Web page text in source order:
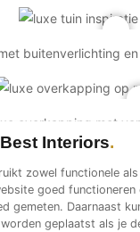
Interiors
zowel functionele
goed functioneren
gemeten. Daarnaast
geplaatst als je